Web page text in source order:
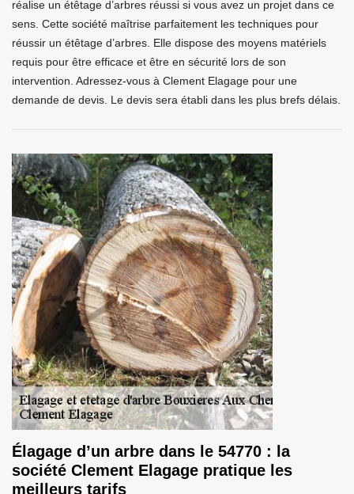
réalise un étêtage d’arbres réussi si vous avez un projet dans ce
sens. Cette société maîtrise parfaitement les techniques pour
réussir un étêtage d’arbres. Elle dispose des moyens matériels
requis pour être efficace et être en sécurité lors de son
intervention. Adressez-vous à Clement Elagage pour une
demande de devis. Le devis sera établi dans les plus brefs délais.
Élagage d’un arbre dans le 54770 : la
société Clement Elagage pratique les
meilleurs tarifs